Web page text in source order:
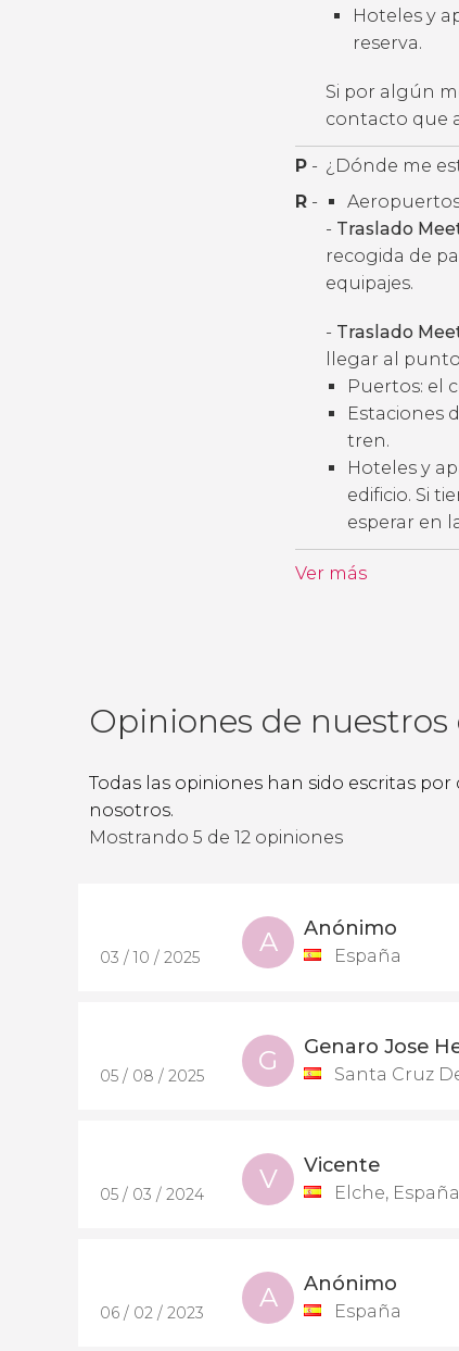
Hoteles y
reserva.
Si por algún
contacto que
P - ¿Dónde me
R -
- Traslado
recogida de
equipajes.
- Traslado
llegar al
Puertos: el
Estaciones
tren.
Hoteles y
edificio. Si
esperar en
Ver más
Opiniones de nuestros
Todas las opiniones han sido escritas
nosotros.
Mostrando 5 de 12 opiniones
03 / 10 / 2025 A Anónimo
España
05 / 08 / 2025 G Genaro Jose
Santa Cruz
05 / 03 / 2024 V Vicente
Elche, España
06 / 02 / 2023 A Anónimo
España